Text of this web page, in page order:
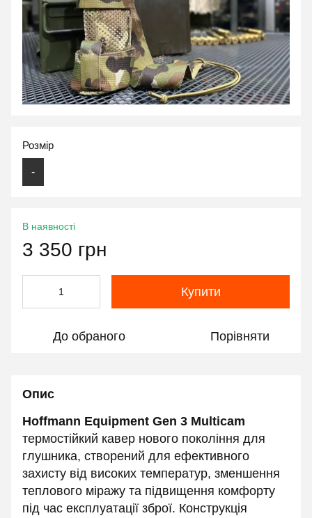
Розмір
-
В наявності
3 350 грн
Купити
До обраного Порівняти
Опис
Hoffmann Equipment Gen 3 Multicam
термостійкий кавер нового покоління для
глушника, створений для ефективного
захисту від високих температур, зменшення
теплового міражу та підвищення комфорту
під час експлуатації зброї. Конструкція